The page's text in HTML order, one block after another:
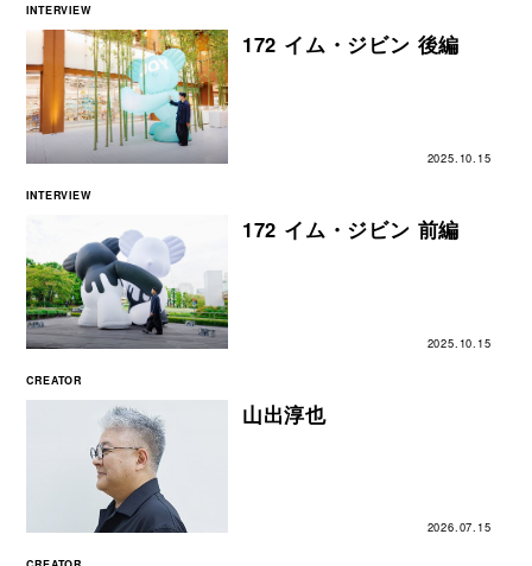
CREATOR
山出淳也
2026.07.15
INTERVIEW
172 イム・ジビン 後編
2025.10.15
INTERVIEW
172 イム・ジビン 前編
2025.10.15